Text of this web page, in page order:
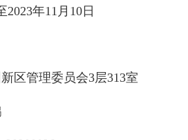
年11月10日
管理委员会3层313室